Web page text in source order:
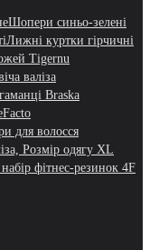
Шопери синьо-зелені
Лижні куртки гірчичні
Tigernu
валіза
Braska
для волосся
Розмір одягу XL
фітнес-резинок 4F